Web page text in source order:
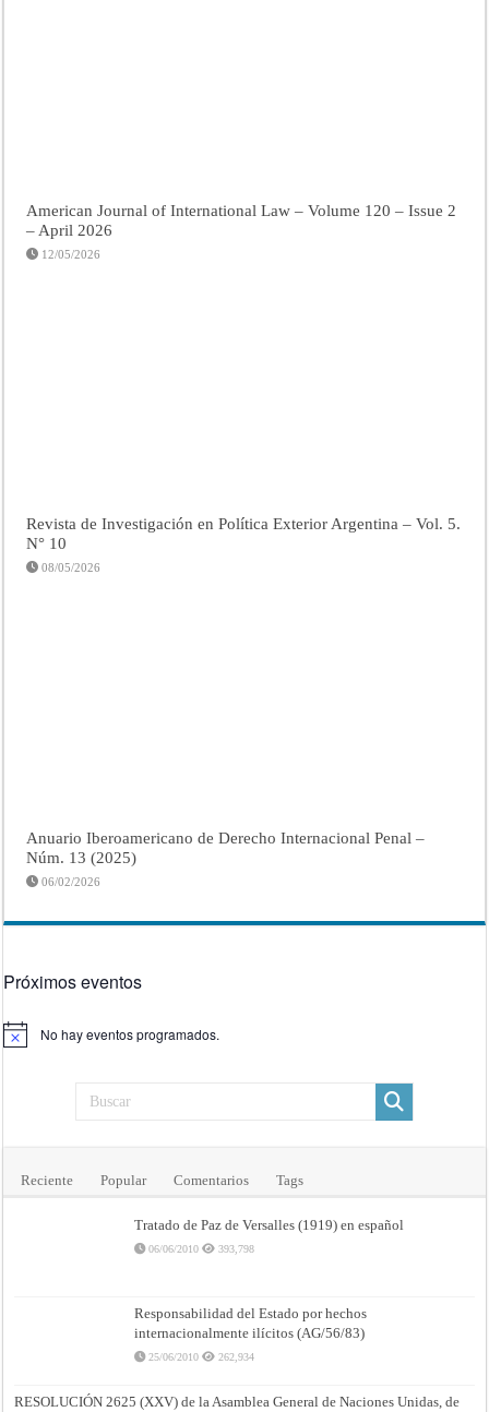
American Journal of International Law – Volume 120 – Issue 2
– April 2026
12/05/2026
Revista de Investigación en Política Exterior Argentina – Vol. 5.
N° 10
08/05/2026
Anuario Iberoamericano de Derecho Internacional Penal –
Núm. 13 (2025)
06/02/2026
Próximos eventos
Aviso No hay eventos programados.
Reciente Popular Comentarios Tags
Tratado de Paz de Versalles (1919) en español
06/06/2010 393,798
Responsabilidad del Estado por hechos
internacionalmente ilícitos (AG/56/83)
25/06/2010 262,934
RESOLUCIÓN 2625 (XXV) de la Asamblea General de Naciones Unidas, de